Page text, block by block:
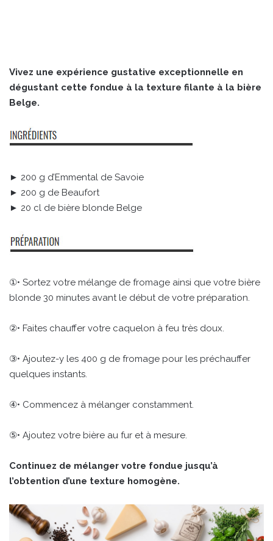
Vivez une expérience gustative exceptionnelle en
dégustant cette fondue à la texture filante à la bière
Belge.
► 200 g d’Emmental de Savoie
► 200 g de Beaufort
► 20 cl de bière blonde Belge
①• Sortez votre mélange de fromage ainsi que votre bière
blonde 30 minutes avant le début de votre préparation.
②• Faites chauffer votre caquelon à feu très doux.
③• Ajoutez-y les 400 g de fromage pour les préchauffer
quelques instants.
④• Commencez à mélanger constamment.
⑤• Ajoutez votre bière au fur et à mesure.
Continuez de mélanger votre fondue jusqu’à
l’obtention d’une texture homogène.